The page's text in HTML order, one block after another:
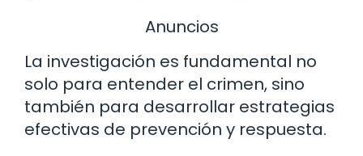
Anuncios
La investigación es fundamental no
solo para entender el crimen, sino
también para desarrollar estrategias
efectivas de prevención y respuesta.